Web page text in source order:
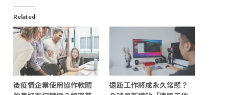
Related
後疫情企業使用協作軟體
遠距工作將成永久常態？